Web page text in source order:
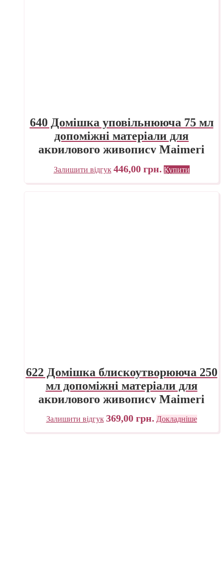
640 Домішка уповільнююча 75 мл
допоміжні матеріали для
акрилового живопису Maimeri
Італія
Залишити відгук 446,00 грн. Купити
622 Домішка блискоутворююча 250
мл допоміжні матеріали для
акрилового живопису Maimeri
Італія
Залишити відгук 369,00 грн. Докладніше